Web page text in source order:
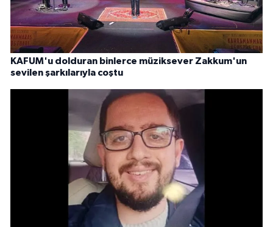
KAFUM'u dolduran binlerce müziksever Zakkum'un
sevilen şarkılarıyla coştu